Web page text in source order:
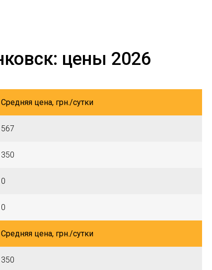
цены 2026
Средняя цена, грн./сутки
567
350
0
0
Средняя цена, грн./сутки
350